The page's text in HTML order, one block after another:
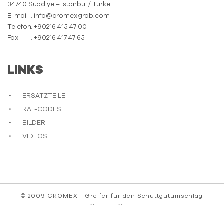
34740 Suadiye – Istanbul / Türkei
E-mail
: info@cromexgrab.com
Telefon: +90216 415 47 00
Fax
: +90216 417 47 65
LINKS
ERSATZTEILE
RAL-CODES
BILDER
VIDEOS
© 2009 CROMEX - Greifer für den Schüttgutumschlag